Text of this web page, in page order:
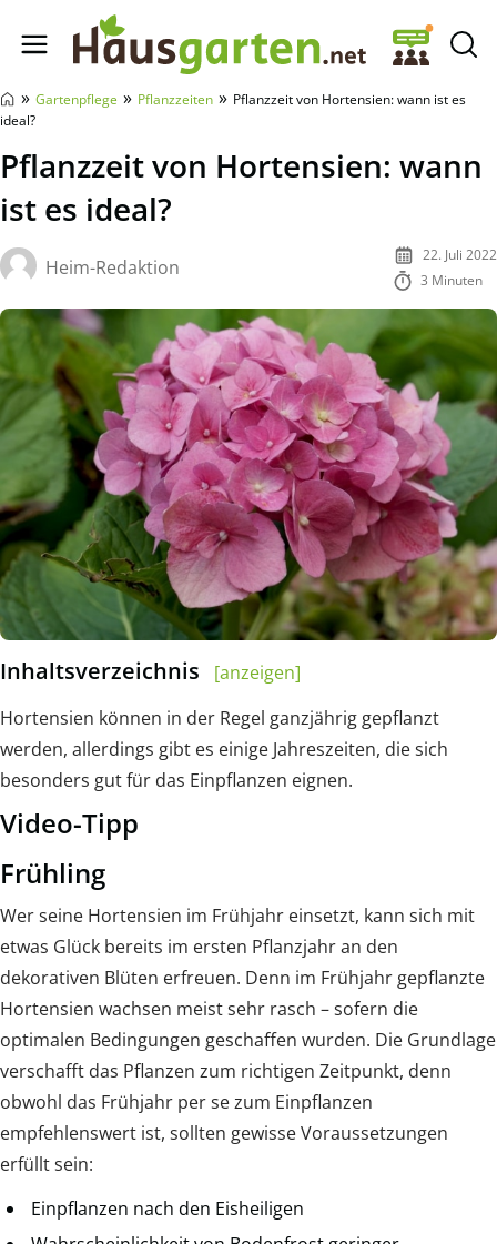
Hausgarten.net
» Gartenpflege » Pflanzzeiten » Pflanzzeit von Hortensien: wann ist es
ideal?
Pflanzzeit von Hortensien: wann
ist es ideal?
Heim-Redaktion
22. Juli 2022
3 Minuten
Inhaltsverzeichnis
[anzeigen]
Hortensien können in der Regel ganzjährig gepflanzt
werden, allerdings gibt es einige Jahreszeiten, die sich
besonders gut für das Einpflanzen eignen.
Video-Tipp
Frühling
Wer seine Hortensien im Frühjahr einsetzt, kann sich mit
etwas Glück bereits im ersten Pflanzjahr an den
dekorativen Blüten erfreuen. Denn im Frühjahr gepflanzte
Hortensien wachsen meist sehr rasch – sofern die
optimalen Bedingungen geschaffen wurden. Die Grundlage
verschafft das Pflanzen zum richtigen Zeitpunkt, denn
obwohl das Frühjahr per se zum Einpflanzen
empfehlenswert ist, sollten gewisse Voraussetzungen
erfüllt sein:
Einpflanzen nach den Eisheiligen